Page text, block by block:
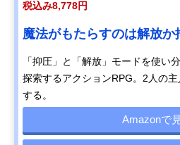
税込み8,778円
魔法がもたらすのは解放か
「抑圧」と「解放」モードを使い
探索するアクションRPG。2人の
する。
Amazonで